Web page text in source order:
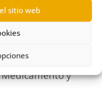
sitio web
sus decisiones en
y productos
derecho de la
y